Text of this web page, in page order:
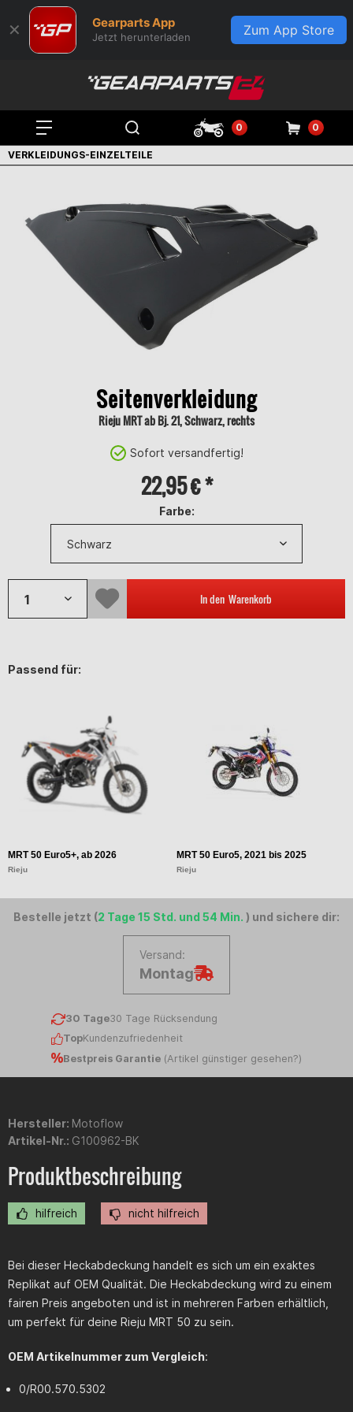
✕ Gearparts App
Jetzt herunterladen Zum App Store
0 0
VERKLEIDUNGS-EINZELTEILE
Seitenverkleidung
Rieju MRT ab Bj. 21, Schwarz, rechts
Sofort versandfertig!
22,95 € *
Farbe:
In den Warenkorb
Passend für:
MRT 50 Euro5+, ab 2026
Rieju
MRT 50 Euro5, 2021 bis 2025
Rieju
Bestelle jetzt (2 Tage 15 Std. und 54 Min. ) und sichere dir:
Versand:
Montag
30 Tage30 Tage Rücksendung
TopKundenzufriedenheit
Bestpreis Garantie (Artikel günstiger gesehen?)
Hersteller: Motoflow
Artikel-Nr.: G100962-BK
Produktbeschreibung
hilfreich nicht hilfreich
Bei dieser Heckabdeckung handelt es sich um ein exaktes
Replikat auf OEM Qualität. Die Heckabdeckung wird zu einem
fairen Preis angeboten und ist in mehreren Farben erhältlich,
um perfekt für deine Rieju MRT 50 zu sein.
OEM Artikelnummer zum Vergleich:
0/R00.570.5302